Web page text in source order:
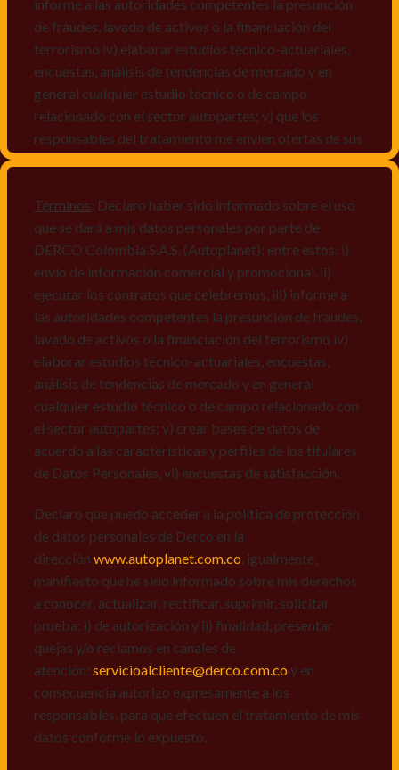
informe a las autoridades competentes la presunción
de fraudes, lavado de activos o la financiación del
terrorismo iv) elaborar estudios técnico-actuariales,
encuestas, análisis de tendencias de mercado y en
general cualquier estudio técnico o de campo
relacionado con el sector autopartes; v) que los
responsables del tratamiento me envíen ofertas de sus
mismos, vi) crear bases de datos de acuerdo a las
características y perfiles de los titulares de Datos
Personales, v) encuestas de satisfacción, vi) reportes
recall.
Declaro que puedo acceder a la política de protección
de datos personales de Derco en la
direcciónwww.autoplanet.com.co, igualmente,
manifiesto que he sido informado sobre mis derechos
a conocer, actualizar, rectificar, suprimir, solicitar
prueba: i) de autorización y ii) finalidad, presentar
quejas y/o reclamos en canales de
atención: servicioalcliente@derco.com.coy en
responsables, para que efectúen el tratamiento de mis
datos conforme lo expuesto.
Términos: Declaro haber sido informado sobre el uso
que se dará a mis datos personales por parte de
DERCO Colombia S.A.S. (Autoplanet); entre estos: i)
envío de información comercial y promocional, ii)
ejecutar los contratos que celebremos, iii) informe a
las autoridades competentes la presunción de fraudes,
lavado de activos o la financiación del terrorismo iv)
elaborar estudios técnico-actuariales, encuestas,
análisis de tendencias de mercado y en general
cualquier estudio técnico o de campo relacionado con
el sector autopartes; v) crear bases de datos de
acuerdo a las características y perfiles de los titulares
de Datos Personales, vi) encuestas de satisfacción.
Declaro que puedo acceder a la política de protección
de datos personales de Derco en la
dirección www.autoplanet.com.co , igualmente,
manifiesto que he sido informado sobre mis derechos
a conocer, actualizar, rectificar, suprimir, solicitar
prueba: i) de autorización y ii) finalidad, presentar
quejas y/o reclamos en canales de
atención: servicioalcliente@derco.com.co y en
consecuencia autorizo expresamente a los
responsables, para que efectúen el tratamiento de mis
datos conforme lo expuesto.